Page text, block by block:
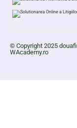
© Copyright 2025
WAcademy.ro